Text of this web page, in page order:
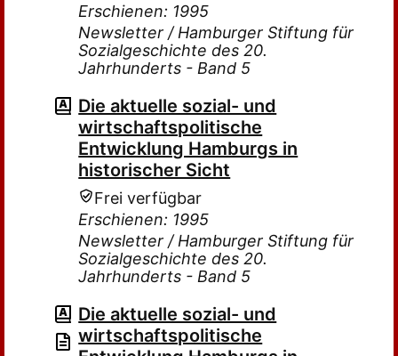
Erschienen: 1995
Newsletter / Hamburger Stiftung für
Sozialgeschichte des 20.
Jahrhunderts - Band 5
Die aktuelle sozial- und
wirtschaftspolitische
Entwicklung Hamburgs in
historischer Sicht
Frei verfügbar
Erschienen: 1995
Newsletter / Hamburger Stiftung für
Sozialgeschichte des 20.
Jahrhunderts - Band 5
Die aktuelle sozial- und
wirtschaftspolitische